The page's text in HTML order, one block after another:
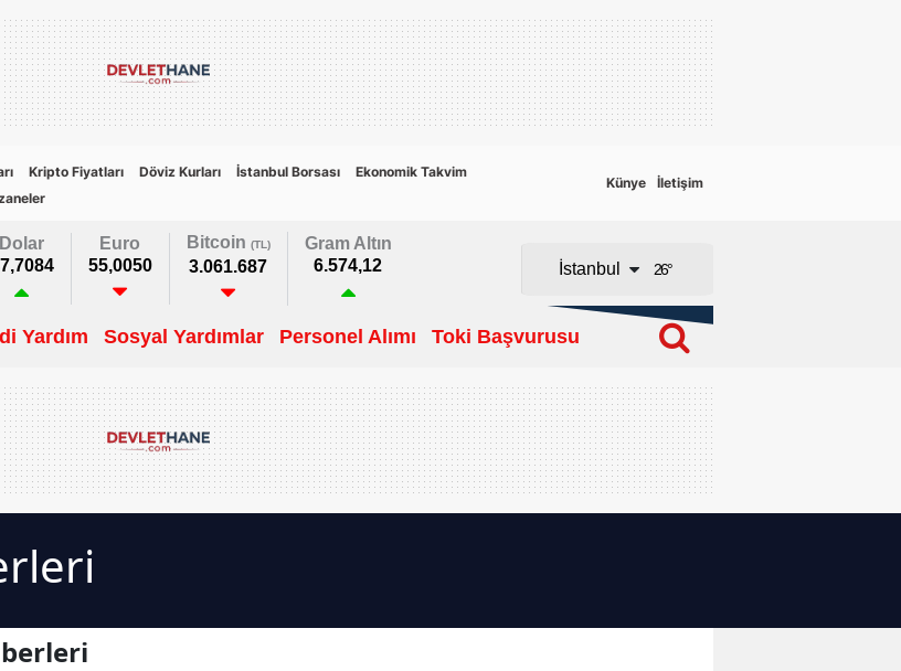
Kripto Fiyatları Döviz Kurları İstanbul Borsası
Ekonomik Takvim
Künye İletişim
Dolar
Euro
55,0050
Bitcoin (TL)
3.061.687
Gram Altın
6.574,12
İstanbul
Adana
Adıyaman
Artvin
Aydın
Balıkesir
Bilecik
26°
Yardım Sosyal Yardımlar Personel Alımı Toki Başvurusu